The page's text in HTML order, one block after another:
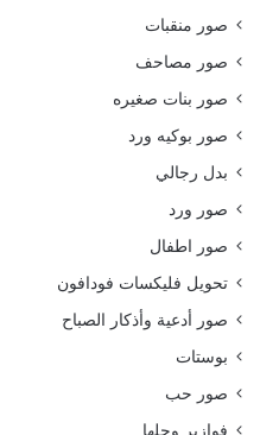
صور منقبات
صور مصاحف
صور بنات صغيره
صور بوكيه ورد
بدل رجالي
صور ورد
صور اطفال
تحويل فليكسات فودافون
صور أدعية وأذكار الصباح
بوستات
صور حب
فوازير وحلها